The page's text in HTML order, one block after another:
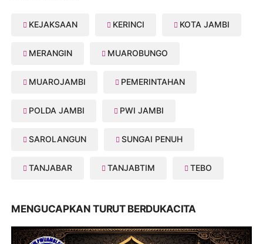
KEJAKSAAN KERINCI KOTA JAMBI
MERANGIN MUAROBUNGO
MUAROJAMBI PEMERINTAHAN
POLDA JAMBI PWI JAMBI
SAROLANGUN SUNGAI PENUH
TANJABAR TANJABTIM TEBO
MENGUCAPKAN TURUT BERDUKACITA